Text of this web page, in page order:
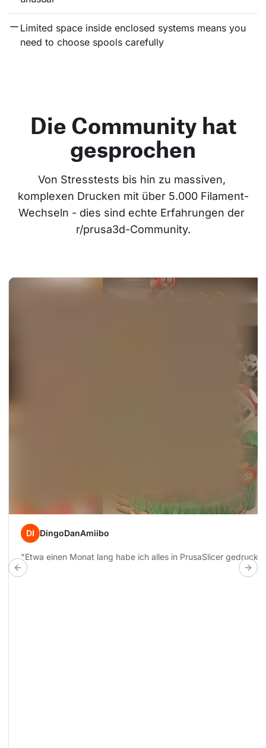
Limited space inside enclosed systems means you
need to choose spools carefully
Die Community hat
gesprochen
Von Stresstests bis hin zu massiven,
komplexen Drucken mit über 5.000 Filament-
Wechseln - dies sind echte Erfahrungen der
r/prusa3d-Community.
DI DingoDanAmiibo
"Etwa einen Monat lang habe ich alles in PrusaSlicer
Previous build